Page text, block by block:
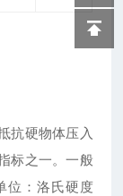
抗硬物体压入
标之一。一般
位：洛氏硬度